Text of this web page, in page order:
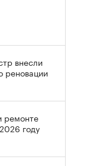
внесли
реновации
ремонте
году